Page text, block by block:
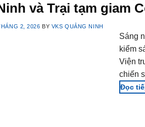
và Trại tạm giam
2, 2026 BY VKS QUẢNG NINH
Sáng
kiểm
Viện
chiến